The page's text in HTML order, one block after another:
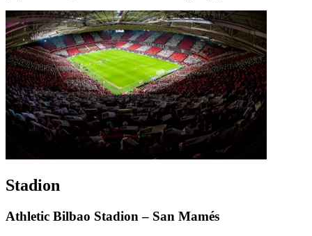
Stadion
Athletic Bilbao Stadion – San Mamés